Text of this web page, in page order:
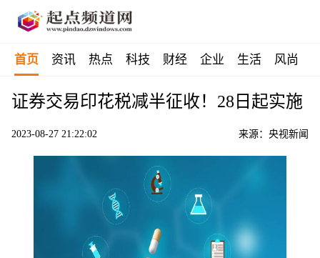
首页 资讯 热点 科技 财经 企业 生活 风尚
证券交易印花税减半征收！28日起实施
2023-08-27 21:22:02 来源：央视新闻